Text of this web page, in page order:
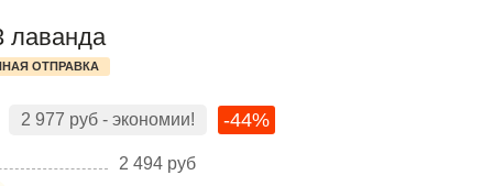
лаванда
ОТПРАВКА
2 977 руб - экономии! -44%
2 494 руб